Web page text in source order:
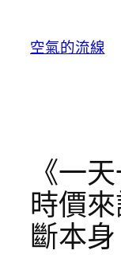
空氣的流線
《一
時價
斷本身